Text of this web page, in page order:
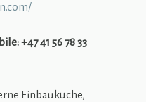
+47 41 56 78 33
Einbauküche,